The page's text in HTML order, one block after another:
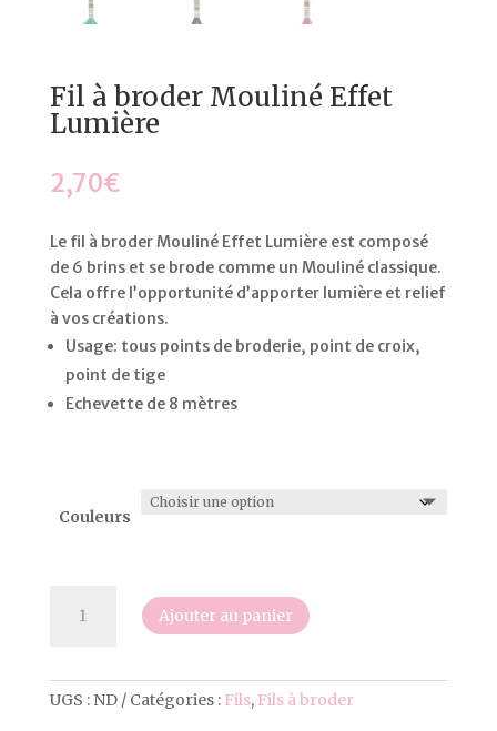
Fil à broder Mouliné Effet
Lumière
2,70€
Le fil à broder Mouliné Effet Lumièreest composé
de 6 brins et se brode comme un Mouliné classique.
Cela offre l’opportunité d’apporter lumière et relief
à vos créations.
Usage: tous points de broderie, point de croix,
point de tige
Echevette de 8 mètres
Couleurs
broder
Ajouter au panier
UGS : ND Catégories : Fils, Fils à broder